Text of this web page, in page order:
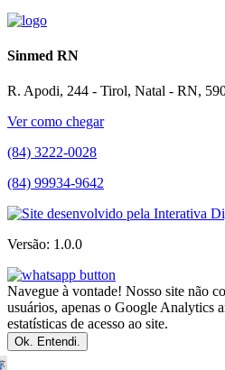
Sinmed RN
R. Apodi, 244 - Tirol, Natal - RN,
Ver como chegar
(84) 3222-0028
(84) 99934-9642
Versão: 1.0.0
Navegue à vontade! Nosso site não
usuários, apenas o Google Analytics
estatísticas de acesso ao site.
Ok. Entendi.